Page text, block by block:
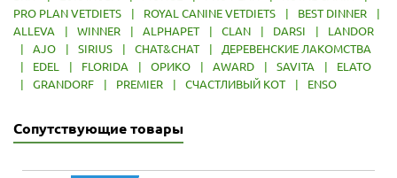
PRO PLAN VETDIETS
| ROYAL CANINE VETDIETS | BEST DINNER
|
ALLEVA
| WINNER | ALPHAPET | CLAN | DARSI |
LANDOR
|
AJO | SIRIUS | CHAT&CHAT |
ДЕРЕВЕНСКИЕ ЛАКОМСТВА
|
EDEL | FLORIDA | ОРИКО | AWARD | SAVITA |
ELATO
|
GRANDORF | PREMIER | СЧАСТЛИВЫЙ КОТ | ENSO
Сопутствующие товары